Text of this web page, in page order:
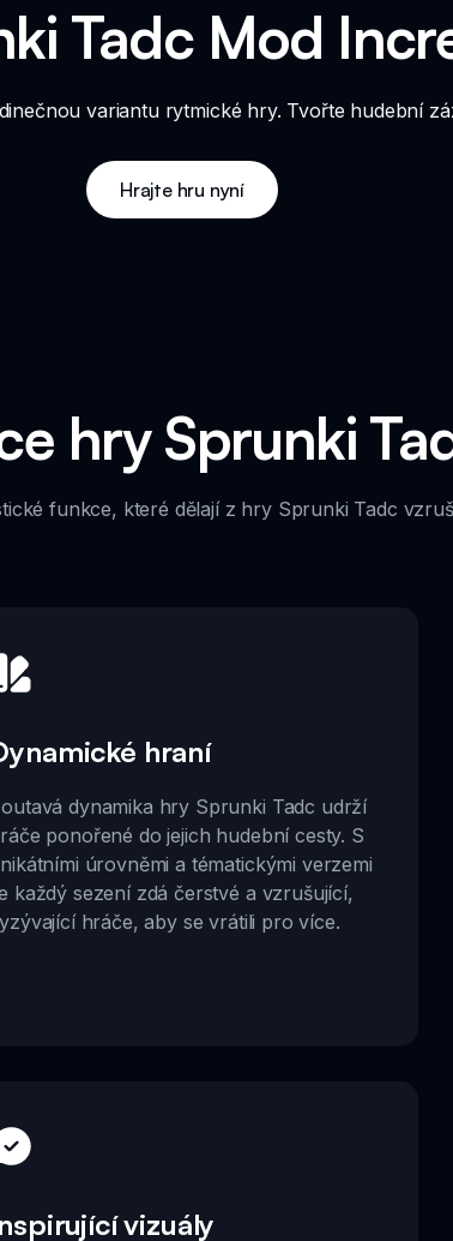
Tadc Mod
variantu rytmické hry. Tvořte hudební
Hrajte hru nyní
hry Sprunki
funkce, které dělají z hry Sprunki Tadc
hraní
dynamika hry Sprunki Tadc udrží
ponořené do jejich hudební cesty. S
úrovněmi a tématickými verzemi
každý sezení zdá čerstvé a vzrušující,
hráče, aby se vrátili pro více.
vizuály